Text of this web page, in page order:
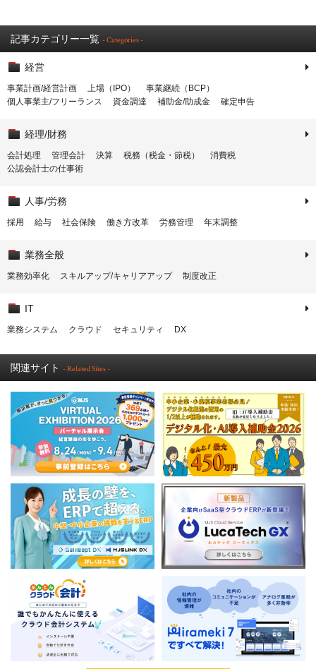
記事カテゴリー一覧 - Categories -
経営
事業計画/経営計画 上場（IPO）
事業継続（BCP）
個人事業主/フリーランス
資金調達 補助金/助成金 確定申告
経理/財務
会計処理 管理会計 決算 税務（税金・節税）
消費税
公認会計士の仕事術
人事/労務
採用 給与 社会保険 働き方改革 労務管理 年末調整
業務全般
業務効率化 スキルアップ/キャリアアップ 制度改正
IT
業務システム クラウド セキュリティ DX
関連サイト - Related Sites -